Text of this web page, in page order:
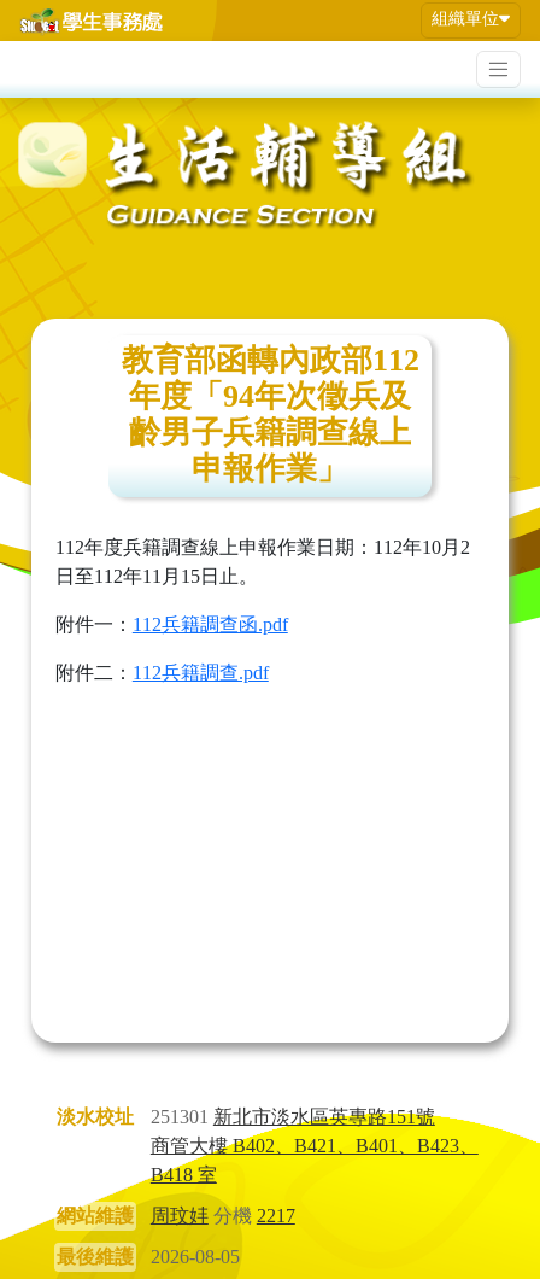
組織單位
教育部函轉內政部112
年度「94年次徵兵及
齡男子兵籍調查線上
申報作業」
112年度兵籍調查線上申報作業日期：112年10月2
日至112年11月15日止。
附件一： 112兵籍調查函.pdf
附件二： 112兵籍調查.pdf
淡水校址 251301 新北市淡水區英專路151號
商管大樓 B402、B421、B401、B423、
B418 室
網站維護
周玟妦分機 2217
最後維護
2026-08-05